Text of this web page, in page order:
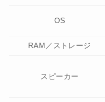
OS
RAM／ストレージ
スピーカー